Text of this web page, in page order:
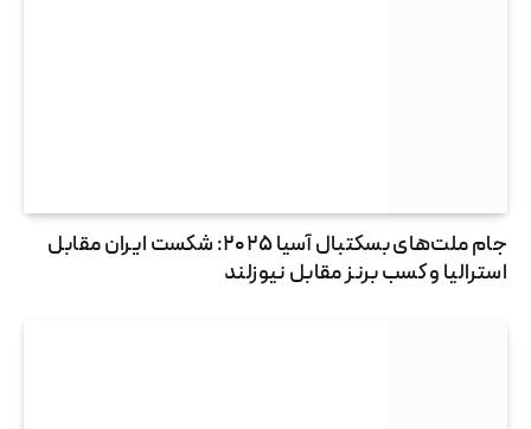
جام ملت‌های بسکتبال آسیا ۲۰۲۵: شکست ایران مقابل
استرالیا و کسب برنز مقابل نیوزلند